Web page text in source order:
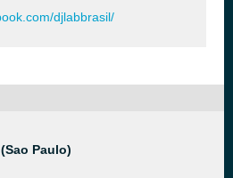
djlabbrasil/
Paulo)